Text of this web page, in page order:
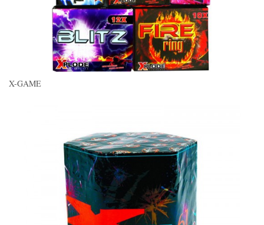
X-GAME